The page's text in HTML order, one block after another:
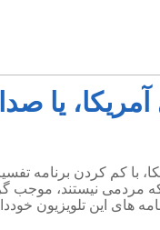
یا
با کم کردن برنامه
مردمی نیستند، موجب
های این تلویزیون